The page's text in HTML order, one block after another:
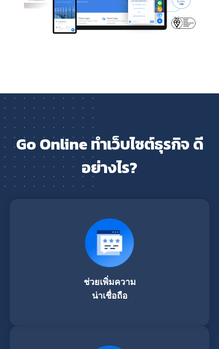
Go Online ทำเว็บไซต์ธุรกิจ ดี
อย่างไร?
ช่วยเพิ่มความ
น่าเชื่อถือ